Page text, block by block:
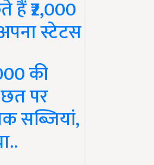
₹2,000
स्टेटस
की
पर
सब्जियां,